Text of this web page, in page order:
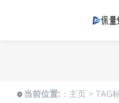
当前位置: ： 主页 > TAG